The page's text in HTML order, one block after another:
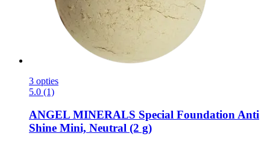
3 opties
5.0 (1)
ANGEL MINERALS Special Foundation Anti
Shine Mini, Neutral (2 g)